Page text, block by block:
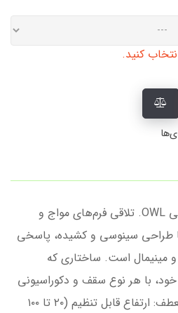
کنید.
لوستر لاینری ۵ شعله سینوسی OWL. تلاقی فرم‌های مواج و
طراحی سینوسی و کشیده، پاسخی
مینیمال است. ساختاری که
خود، با هر نوع سقف و دکوراسیونی
هماهنگ می‌شود.طراحی منعطف: ارتفاع قابل تنظیم (۲۰ تا ۱۰۰